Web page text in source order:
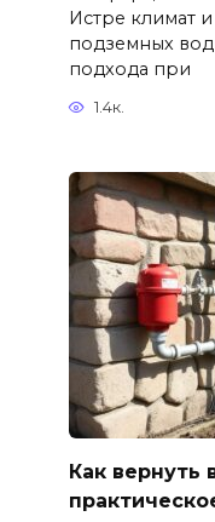
Истре климат
подземных вод
подхода при
1.4к.
Как вернуть